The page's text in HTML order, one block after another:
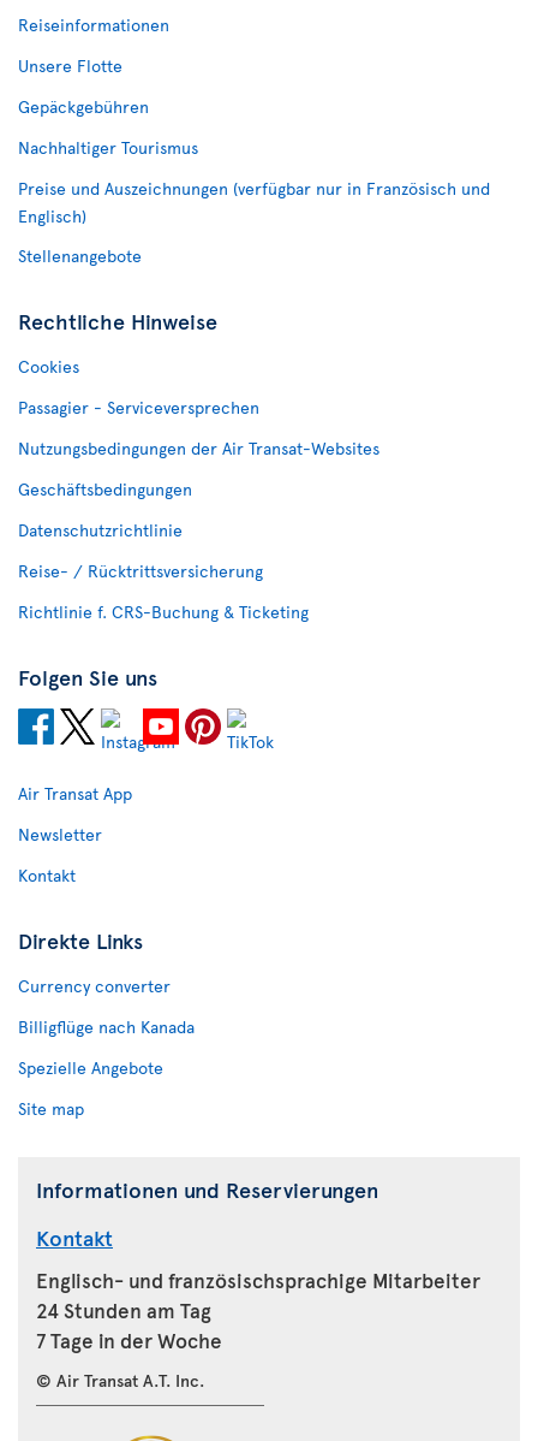
Reiseinformationen
Unsere Flotte
Gepäckgebühren
Nachhaltiger Tourismus
Preise und Auszeichnungen (verfügbar nur in Französisch und
Englisch)
Stellenangebote
Rechtliche Hinweise
Cookies
Passagier - Serviceversprechen
Nutzungsbedingungen der Air Transat-Websites
Geschäftsbedingungen
Datenschutzrichtlinie
Reise- / Rücktrittsversicherung
Richtlinie f. CRS-Buchung & Ticketing
Folgen Sie uns
Air Transat App
Newsletter
Kontakt
Direkte Links
Currency converter
Billigflüge nach Kanada
Spezielle Angebote
Site map
Informationen und Reservierungen
Kontakt
Englisch- und französischsprachige Mitarbeiter
24 Stunden am Tag
7 Tage in der Woche
© Air Transat A.T. Inc.